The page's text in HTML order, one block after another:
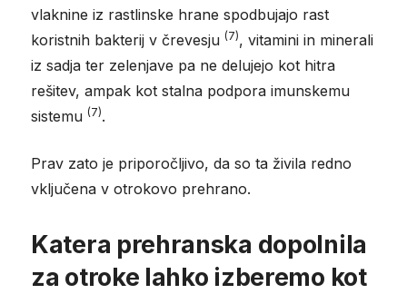
vlaknine iz rastlinske hrane spodbujajo rast
koristnih bakterij v črevesju (7), vitamini in minerali
iz sadja ter zelenjave pa ne delujejo kot hitra
rešitev, ampak kot stalna podpora imunskemu
sistemu (7).
Prav zato je priporočljivo, da so ta živila redno
vključena v otrokovo prehrano.
Katera prehranska dopolnila
za otroke lahko izberemo kot